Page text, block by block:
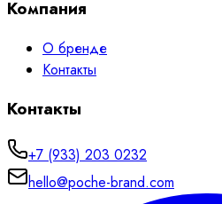
Компания
О бренде
Контакты
Контакты
+7 (933) 203 0232
hello@poche-brand.com